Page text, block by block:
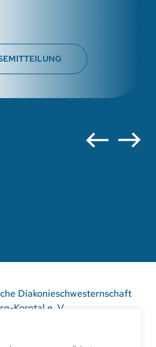
Diakonieschwesternschaft
Korntal e. V.
Str. 29